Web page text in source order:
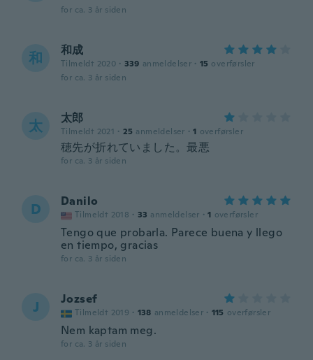
for ca. 3 år siden
和 和成
Tilmeldt 2020 · 339 anmeldelser · 15 overførsler
for ca. 3 år siden
太 太郎
Tilmeldt 2021 · 25 anmeldelser · 1 overførsler
穂先が折れていました。最悪
for ca. 3 år siden
D Danilo
Tilmeldt 2018 · 33 anmeldelser · 1 overførsler
Tengo que probarla. Parece buena y llego
en tiempo, gracias
for ca. 3 år siden
J Jozsef
Tilmeldt 2019 · 138 anmeldelser · 115 overførsler
Nem kaptam meg.
for ca. 3 år siden